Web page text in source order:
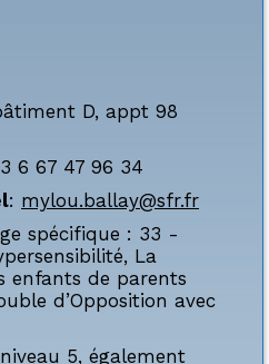
D, appt 98
6 67 47 96 34
: mylou.ballay@sfr.fr
spécifique : 33 -
, La
enfants de parents
d’Opposition avec
5, également